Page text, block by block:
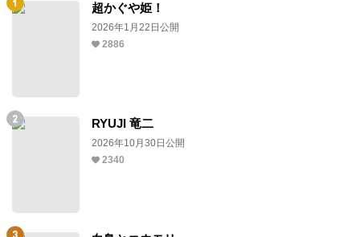
超かぐや姫！
2026年1月22日公開
2886
RYUJI 竜二
2026年10月30日公開
2340